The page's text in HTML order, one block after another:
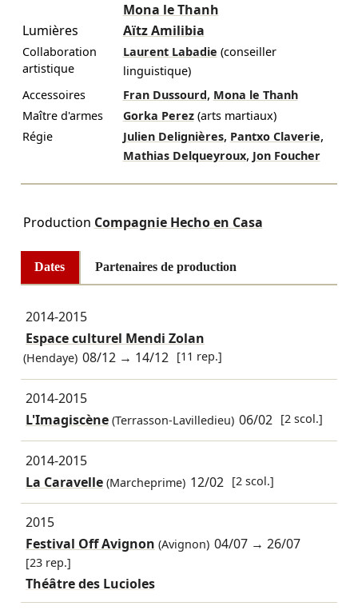
Mona le Thanh
Lumières
Aïtz Amilibia
Collaboration
artistique
Laurent Labadie (conseiller
linguistique)
Accessoires
Fran Dussourd, Mona le Thanh
Maître d'armes
Gorka Perez (arts martiaux)
Régie
Julien Delignières, Pantxo Claverie,
Mathias Delqueyroux, Jon Foucher
Production Compagnie Hecho en Casa
Dates Partenaires de production
2014-2015
Espace culturel Mendi Zolan
(Hendaye) 08/12 → 14/12 [11 rep.]
2014-2015
L'Imagiscène(Terrasson-Lavilledieu) 06/02 [2 scol.]
2014-2015
La Caravelle(Marcheprime) 12/02 [2 scol.]
2015
Festival Off Avignon (Avignon) 04/07 →26/07
[23 rep.]
Théâtre des Lucioles